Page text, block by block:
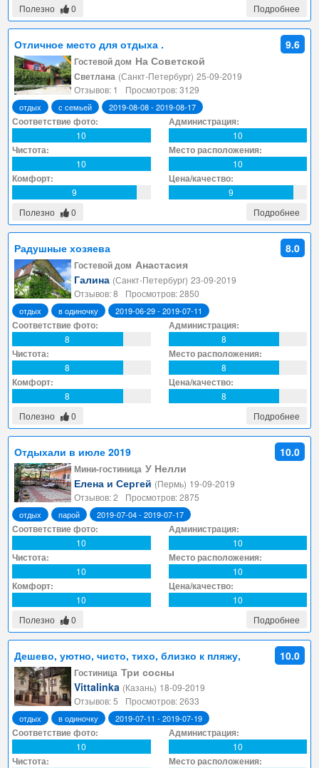
Полезно 0 Подробнее
Отличное место для отдыха . 9.6
Гостевой дом На Советской
Светлана (Санкт-Петербург) 25-09-2019
Отзывов: 1
Просмотров: 3129
отдых с семьей 2019-08-08 - 2019-08-17
Соответствие фото:
10
Администрация:
10
Чистота:
10
Место расположения:
10
Комфорт:
9
Цена/качество:
9
Полезно
0 Подробнее
Радушные хозяева 8.0
Гостевой дом Анастасия
Галина (Санкт-Петербург) 23-09-2019
Отзывов: 8
Просмотров: 2850
отдых в одиночку 2019-06-29 - 2019-07-11
Соответствие фото:
8
Администрация:
8
Чистота:
8
Место расположения:
8
Комфорт:
8
Цена/качество:
8
Полезно
0 Подробнее
Отдыхали в июле 2019 10.0
Мини-гостиница У Нелли
Елена и Сергей (Пермь) 19-09-2019
Отзывов: 2
Просмотров: 2875
отдых парой 2019-07-04 - 2019-07-17
Соответствие фото:
10
Администрация:
10
Чистота:
10
Место расположения:
10
Комфорт:
10
Цена/качество:
10
Полезно
0 Подробнее
Дешево, уютно, чисто, тихо, близко к пляжу,
набережной
10.0
Гостиница Три сосны
Vittalinka (Казань) 18-09-2019
Отзывов: 5
Просмотров: 2633
отдых в одиночку 2019-07-11 - 2019-07-19
Соответствие фото:
10
Администрация:
10
Чистота: Место расположения: